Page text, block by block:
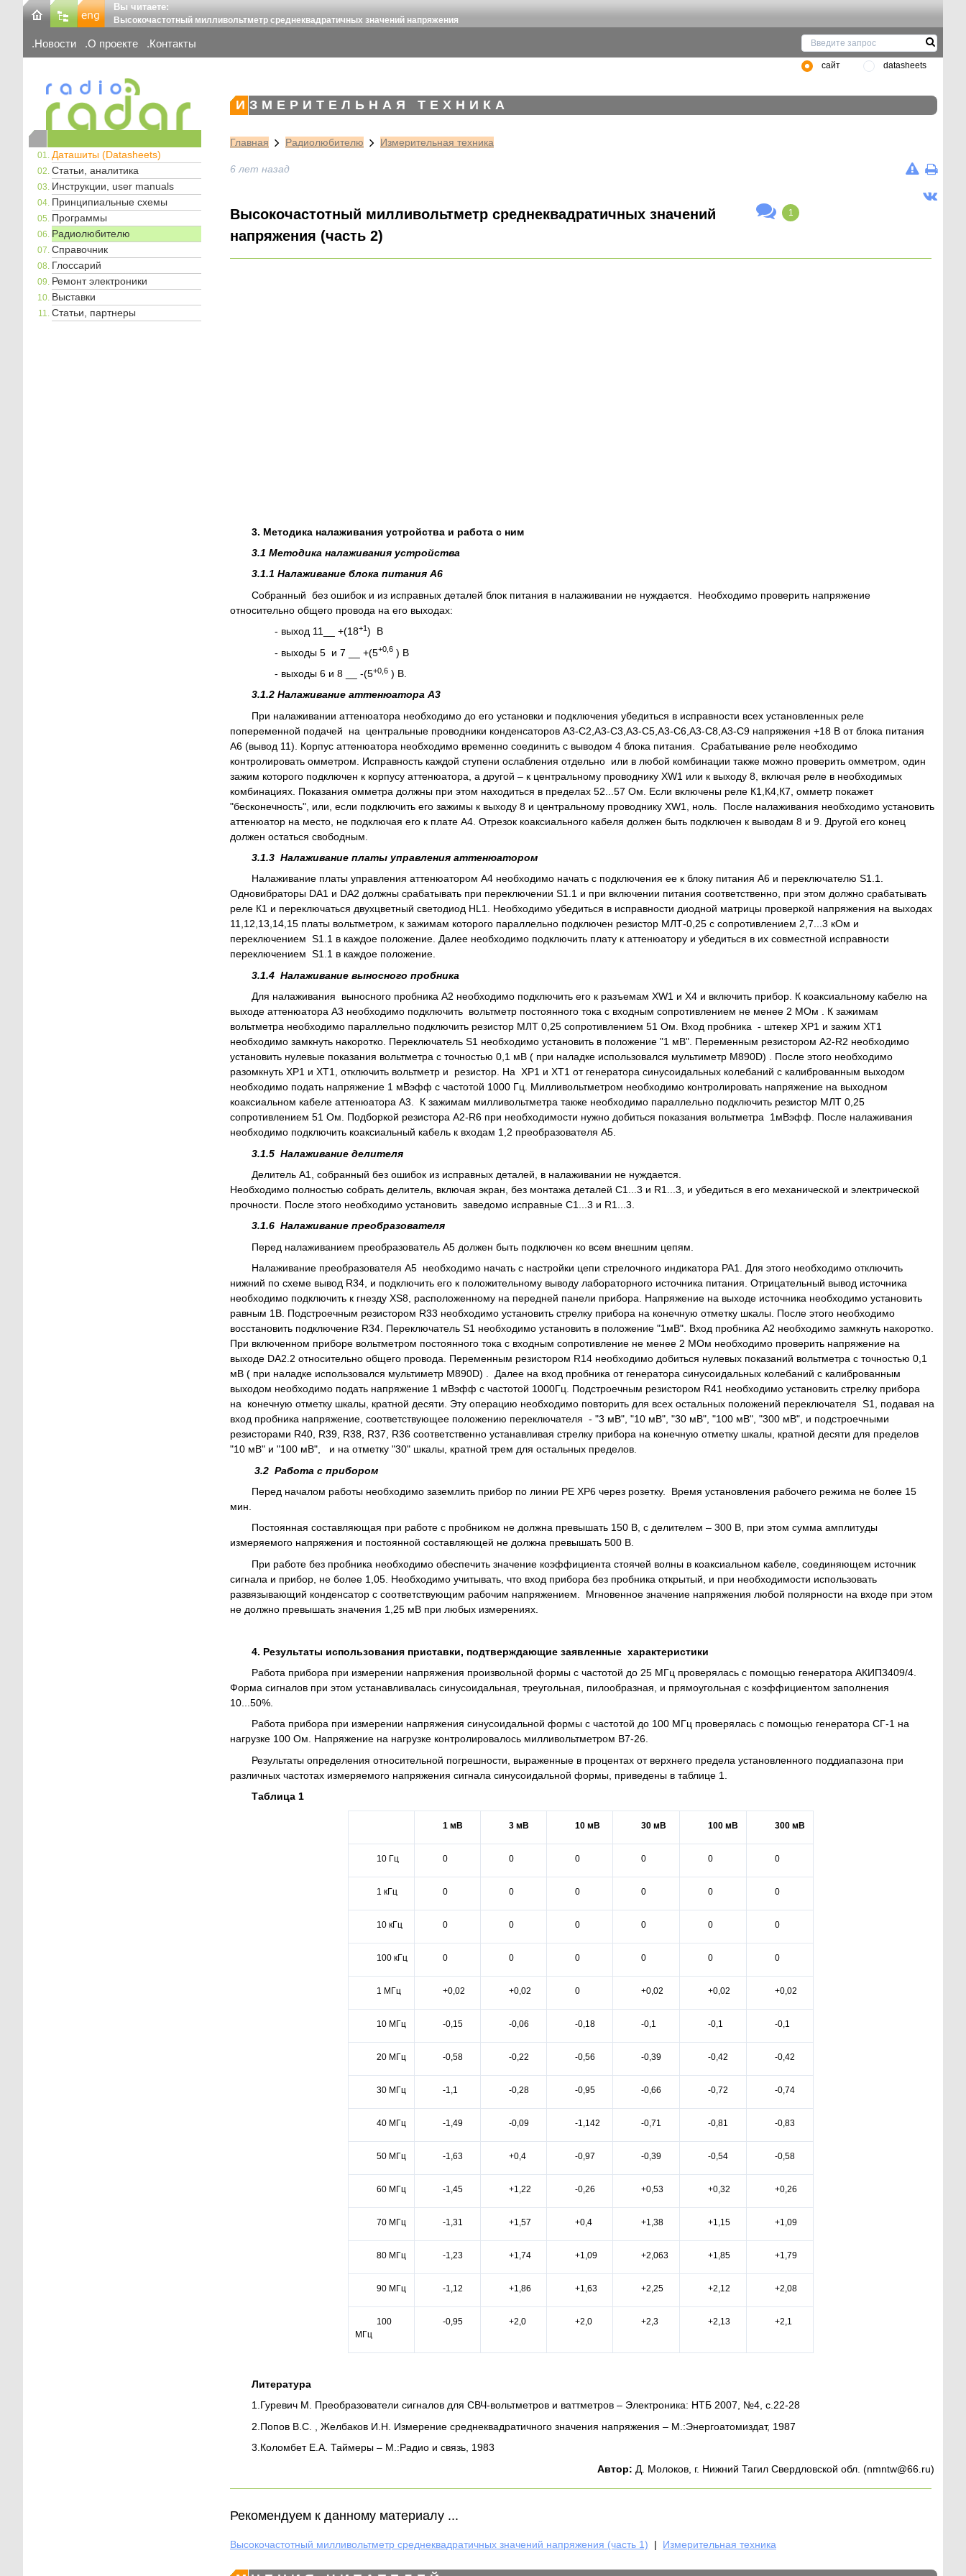
Вы читаете:
Высокочастотный милливольтметр среднеквадратичных значений напряжения
Новости О проекте Контакты
сайт datasheets
Даташиты (Datasheets)
Статьи, аналитика
Инструкции, user manuals
Принципиальные схемы
Программы
Радиолюбителю
Справочник
Глоссарий
Ремонт электроники
Выставки
Статьи, партнеры
ИЗМЕРИТЕЛЬНАЯ ТЕХНИКА
Главная Радиолюбителю Измерительная техника
6 лет назад
Высокочастотный милливольтметр среднеквадратичных значений
напряжения (часть 2)
1
3. Методика налаживания устройства и работа с ним
3.1 Методика налаживания устройства
3.1.1 Налаживание блока питания А6
Собранный без ошибок и из исправных деталей блок питания в налаживании не нуждается. Необходимо проверить напряжение
относительно общего провода на его выходах:
- выход 11__ +(18+1) В
- выходы 5 и 7 __ +(5+0,6 ) В
- выходы 6 и 8 __ -(5+0,6 ) В.
3.1.2 Налаживание аттенюатора А3
При налаживании аттенюатора необходимо до его установки и подключения убедиться в исправности всех установленных реле
попеременной подачей на центральные проводники конденсаторов А3-С2,А3-С3,А3-С5,А3-С6,А3-С8,А3-С9 напряжения +18 В от блока питания
А6 (вывод 11). Корпус аттенюатора необходимо временно соединить с выводом 4 блока питания. Срабатывание реле необходимо
контролировать омметром. Исправность каждой ступени ослабления отдельно или в любой комбинации также можно проверить омметром, один
зажим которого подключен к корпусу аттенюатора, а другой – к центральному проводнику XW1 или к выходу 8, включая реле в необходимых
комбинациях. Показания омметра должны при этом находиться в пределах 52...57 Ом. Если включены реле К1,К4,К7, омметр покажет
"бесконечность", или, если подключить его зажимы к выходу 8 и центральному проводнику XW1, ноль. После налаживания необходимо установить
аттенюатор на место, не подключая его к плате А4. Отрезок коаксиального кабеля должен быть подключен к выводам 8 и 9. Другой его конец
должен остаться свободным.
3.1.3 Налаживание платы управления аттенюатором
Налаживание платы управления аттенюатором А4 необходимо начать с подключения ее к блоку питания А6 и переключателю S1.1.
Одновибраторы DA1 и DA2 должны срабатывать при переключении S1.1 и при включении питания соответственно, при этом должно срабатывать
реле К1 и переключаться двухцветный светодиод HL1. Необходимо убедиться в исправности диодной матрицы проверкой напряжения на выходах
11,12,13,14,15 платы вольтметром, к зажимам которого параллельно подключен резистор МЛТ-0,25 с сопротивлением 2,7...3 кОм и
переключением S1.1 в каждое положение. Далее необходимо подключить плату к аттенюатору и убедиться в их совместной исправности
переключением S1.1 в каждое положение.
3.1.4 Налаживание выносного пробника
Для налаживания выносного пробника А2 необходимо подключить его к разъемам XW1 и X4 и включить прибор. К коаксиальному кабелю на
выходе аттенюатора А3 необходимо подключить вольтметр постоянного тока с входным сопротивлением не менее 2 МОм . К зажимам
вольтметра необходимо параллельно подключить резистор МЛТ 0,25 сопротивлением 51 Ом. Вход пробника - штекер XP1 и зажим XT1
необходимо замкнуть накоротко. Переключатель S1 необходимо установить в положение "1 мВ". Переменным резистором A2-R2 необходимо
установить нулевые показания вольтметра с точностью 0,1 мВ ( при наладке использовался мультиметр M890D) . После этого необходимо
разомкнуть XP1 и XT1, отключить вольтметр и резистор. На XP1 и XT1 от генератора синусоидальных колебаний с калиброванным выходом
необходимо подать напряжение 1 мВэфф с частотой 1000 Гц. Милливольтметром необходимо контролировать напряжение на выходном
коаксиальном кабеле аттенюатора А3. К зажимам милливольтметра также необходимо параллельно подключить резистор МЛТ 0,25
сопротивлением 51 Ом. Подборкой резистора А2-R6 при необходимости нужно добиться показания вольтметра 1мВэфф. После налаживания
необходимо подключить коаксиальный кабель к входам 1,2 преобразователя А5.
3.1.5 Налаживание делителя
Делитель А1, собранный без ошибок из исправных деталей, в налаживании не нуждается.
Необходимо полностью собрать делитель, включая экран, без монтажа деталей C1...3 и R1...3, и убедиться в его механической и электрической
прочности. После этого необходимо установить заведомо исправные C1...3 и R1...3.
3.1.6 Налаживание преобразователя
Перед налаживанием преобразователь А5 должен быть подключен ко всем внешним цепям.
Налаживание преобразователя А5 необходимо начать с настройки цепи стрелочного индикатора РА1. Для этого необходимо отключить
нижний по схеме вывод R34, и подключить его к положительному выводу лабораторного источника питания. Отрицательный вывод источника
необходимо подключить к гнезду XS8, расположенному на передней панели прибора. Напряжение на выходе источника необходимо установить
равным 1В. Подстроечным резистором R33 необходимо установить стрелку прибора на конечную отметку шкалы. После этого необходимо
восстановить подключение R34. Переключатель S1 необходимо установить в положение "1мВ". Вход пробника А2 необходимо замкнуть накоротко.
При включенном приборе вольтметром постоянного тока с входным сопротивление не менее 2 МОм необходимо проверить напряжение на
выходе DA2.2 относительно общего провода. Переменным резистором R14 необходимо добиться нулевых показаний вольтметра с точностью 0,1
мВ ( при наладке использовался мультиметр M890D) . Далее на вход пробника от генератора синусоидальных колебаний с калиброванным
выходом необходимо подать напряжение 1 мВэфф с частотой 1000Гц. Подстроечным резистором R41 необходимо установить стрелку прибора
на конечную отметку шкалы, кратной десяти. Эту операцию необходимо повторить для всех остальных положений переключателя S1, подавая на
вход пробника напряжение, соответствующее положению переключателя - "3 мВ", "10 мВ", "30 мВ", "100 мВ", "300 мВ", и подстроечными
резисторами R40, R39, R38, R37, R36 соответственно устанавливая стрелку прибора на конечную отметку шкалы, кратной десяти для пределов
"10 мВ" и "100 мВ", и на отметку "30" шкалы, кратной трем для остальных пределов.
3.2 Работа с прибором
Перед началом работы необходимо заземлить прибор по линии PE XP6 через розетку. Время установления рабочего режима не более 15
мин.
Постоянная составляющая при работе с пробником не должна превышать 150 В, с делителем – 300 В, при этом сумма амплитуды
измеряемого напряжения и постоянной составляющей не должна превышать 500 В.
При работе без пробника необходимо обеспечить значение коэффициента стоячей волны в коаксиальном кабеле, соединяющем источник
сигнала и прибор, не более 1,05. Необходимо учитывать, что вход прибора без пробника открытый, и при необходимости использовать
развязывающий конденсатор с соответствующим рабочим напряжением. Мгновенное значение напряжения любой полярности на входе при этом
не должно превышать значения 1,25 мВ при любых измерениях.
4. Результаты использования приставки, подтверждающие заявленные характеристики
Работа прибора при измерении напряжения произвольной формы с частотой до 25 МГц проверялась с помощью генератора АКИП3409/4.
Форма сигналов при этом устанавливалась синусоидальная, треугольная, пилообразная, и прямоугольная с коэффициентом заполнения
10...50%.
Работа прибора при измерении напряжения синусоидальной формы с частотой до 100 МГц проверялась с помощью генератора СГ-1 на
нагрузке 100 Ом. Напряжение на нагрузке контролировалось милливольтметром В7-26.
Результаты определения относительной погрешности, выраженные в процентах от верхнего предела установленного поддиапазона при
различных частотах измеряемого напряжения сигнала синусоидальной формы, приведены в таблице 1.
Таблица 1
1 мВ 3 мВ 10 мВ 30 мВ 100 мВ 300 мВ
10 Гц 0 0 0 0 0 0
1 кГц 0 0 0 0 0 0
10 кГц 0 0 0 0 0 0
100 кГц 0 0 0 0 0 0
1 МГц +0,02 +0,02 0 +0,02 +0,02 +0,02
10 МГц -0,15 -0,06 -0,18 -0,1 -0,1 -0,1
20 МГц -0,58 -0,22 -0,56 -0,39 -0,42 -0,42
30 МГц -1,1 -0,28 -0,95 -0,66 -0,72 -0,74
40 МГц -1,49 -0,09 -1,142 -0,71 -0,81 -0,83
50 МГц -1,63 +0,4 -0,97 -0,39 -0,54 -0,58
60 МГц -1,45 +1,22 -0,26 +0,53 +0,32 +0,26
70 МГц -1,31 +1,57 +0,4 +1,38 +1,15 +1,09
80 МГц -1,23 +1,74 +1,09 +2,063 +1,85 +1,79
90 МГц -1,12 +1,86 +1,63 +2,25 +2,12 +2,08
100
МГц
-0,95 +2,0 +2,0 +2,3 +2,13 +2,1
Литература
1.Гуревич М. Преобразователи сигналов для СВЧ-вольтметров и ваттметров – Электроника: НТБ 2007, №4, с.22-28
2. Попов В.С. , Желбаков И.Н. Измерение среднеквадратичного значения напряжения – М.:Энергоатомиздат, 1987
3.Коломбет Е.А. Таймеры – М.:Радио и связь, 1983
Автор: Д. Молоков, г. Нижний Тагил Свердловской обл. (nmntw@66.ru)
Рекомендуем к данному материалу ...
Высокочастотный милливольтметр среднеквадратичных значений напряжения (часть 1) | Измерительная техника